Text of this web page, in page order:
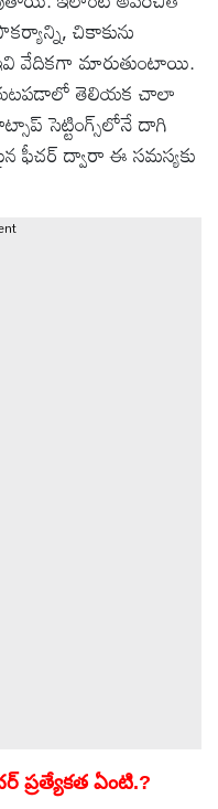
చికాకును
వేదికగా మారుతుంటాయి.
తెలియక చాలా
సెట్టింగ్స్‌లోనే దాగి
ఫీచర్ ద్వారా ఈ సమస్యకు
ప్రత్యేకత ఏంటి.?